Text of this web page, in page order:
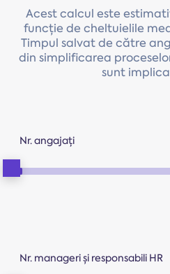
Acest calcul este
funcție de cheltuielile
Timpul salvat de către
din simplificarea
sunt
Nr. angajați
Nr. manageri și responsabili HR